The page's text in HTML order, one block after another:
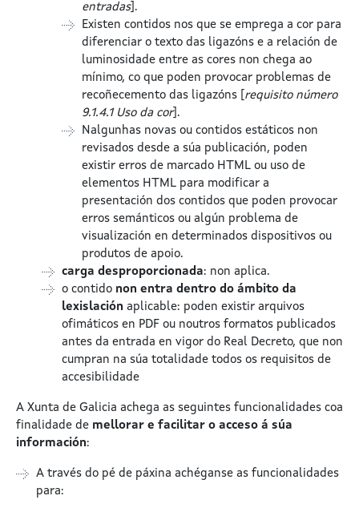
entradas].
Existen contidos nos que se emprega a cor para
diferenciar o texto das ligazóns e a relación de
luminosidade entre as cores non chega ao
mínimo, co que poden provocar problemas de
recoñecemento das ligazóns [ requisito número
9.1.4.1 Uso da cor].
Nalgunhas novas ou contidos estáticos non
revisados desde a súa publicación, poden
existir erros de marcado HTML ou uso de
elementos HTML para modificar a
presentación dos contidos que poden provocar
erros semánticos ou algún problema de
visualización en determinados dispositivos ou
produtos de apoio.
carga desproporcionada: non aplica.
o contido non entra dentro do ámbito da
lexislación aplicable: poden existir arquivos
ofimáticos en PDF ou noutros formatos publicados
antes da entrada en vigor do Real Decreto, que non
cumpran na súa totalidade todos os requisitos de
accesibilidade
A Xunta de Galicia achega as seguintes funcionalidades coa
finalidade de mellorar e facilitar o acceso á súa
información:
A través do pé de páxina achéganse as funcionalidades
para: